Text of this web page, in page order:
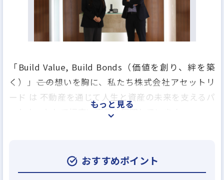
「Build Value, Build Bonds（価値を創り、絆を築
く）」――この想いを胸に、私たち株式会社アセットリ
ード は 不動産を通じて人生と資産の未来を支えるパ
ートナーとして幅広い事業を展開しています。
創業以来、不動産の開発・販売から、賃貸管理・プ
もっと見る
おすすめポイント